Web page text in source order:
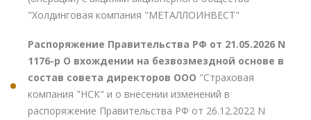
"Холдинговая компания "МЕТАЛЛОИНВЕСТ"
Распоряжение Правительства РФ от 21.05.2026 N
1176-р О вхождении на безвозмездной основе в
состав совета директоров ООО "Страховая
компания "НСК" и о внесении изменений в
распоряжение Правительства РФ от 26.12.2022 N